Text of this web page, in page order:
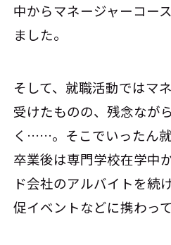
中からマネージャーコー
ました。
そして、就職活動ではマ
受けたものの、残念なが
く……。そこでいったん就
卒業後は専門学校在学中
ド会社のアルバイトを続
促イベントなどに携わっ